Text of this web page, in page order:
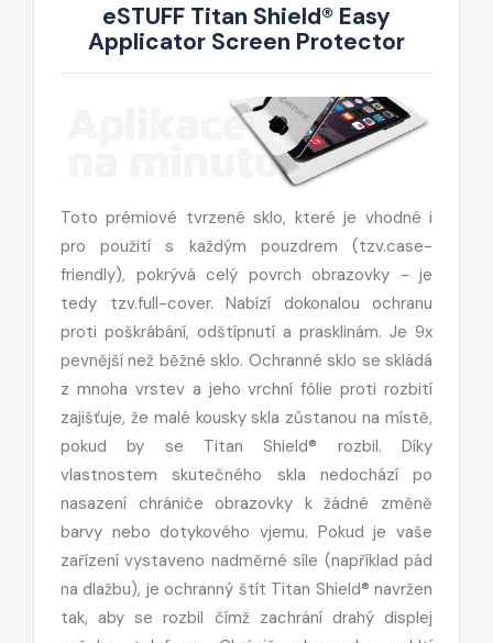
eSTUFF Titan Shield® Easy
Applicator Screen Protector
Toto prémiové tvrzené sklo, které je vhodné i
pro použití s každým pouzdrem (tzv.case-
friendly), pokrývá celý povrch obrazovky - je
tedy tzv.full-cover. Nabízí dokonalou ochranu
proti poškrábání, odštípnutí a prasklinám. Je 9x
pevnější než běžné sklo. Ochranné sklo se skládá
z mnoha vrstev a jeho vrchní fólie proti rozbití
zajišťuje, že malé kousky skla zůstanou na místě,
pokud by se Titan Shield® rozbil. Díky
vlastnostem skutečného skla nedochází po
nasazení chrániče obrazovky k žádné změně
barvy nebo dotykového vjemu. Pokud je vaše
zařízení vystaveno nadměrné síle (například pád
na dlažbu), je ochranný štít Titan Shield® navržen
tak, aby se rozbil čímž zachrání drahý displej